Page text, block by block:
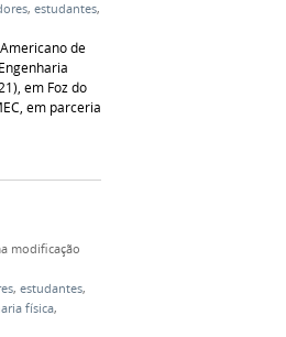
, estudantes,
de
em Foz do
em parceria
modificação
, estudantes,
física,